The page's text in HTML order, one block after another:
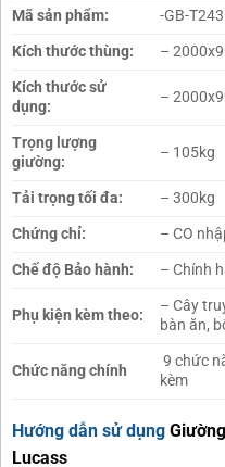
Mã sản phẩm:
-GB-T243
Kích thước thùng:
–
Kích thước sử
dụng:
–
Trọng lượng
giường:
– 105kg
Tải trọng tối đa:
– 300kg
Chứng chỉ:
– CO
Chế độ Bảo hành:
– Chính
Phụ kiện kèm theo:
– Cây
bàn ăn,
Chức năng chính
9 chức
kèm
Hướng dẫn sử dụng
Lucass